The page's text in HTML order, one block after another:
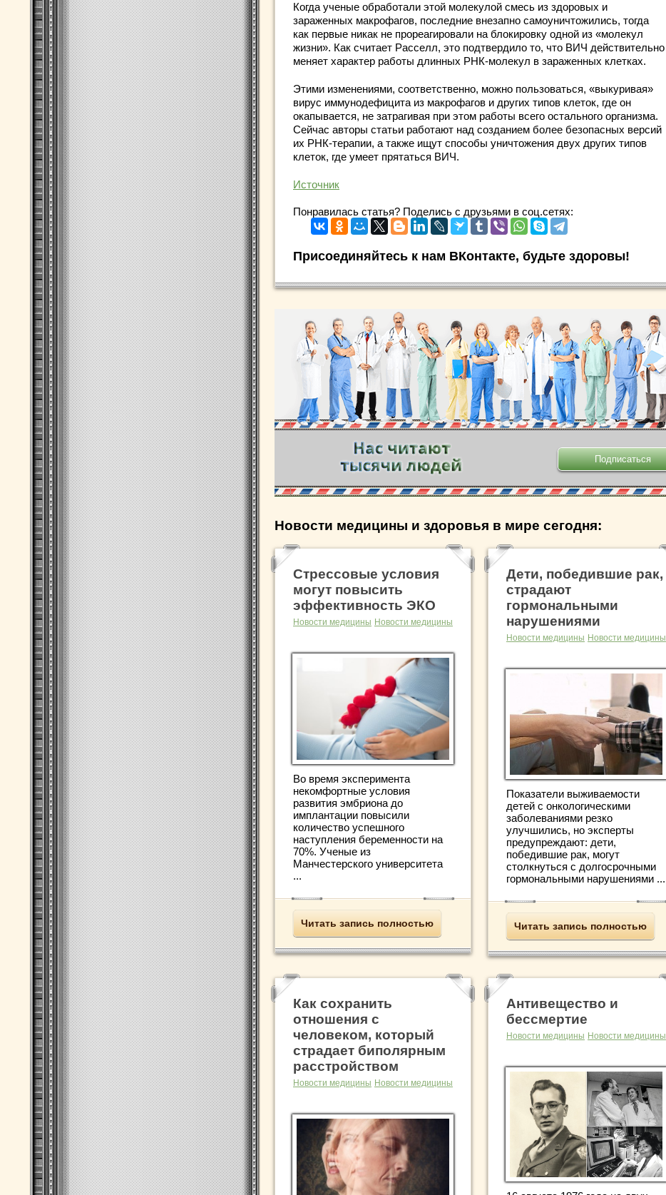
Когда ученые обработали этой молекулой смесь из здоровых и
зараженных макрофагов, последние внезапно самоуничтожились, тогда
как первые никак не прореагировали на блокировку одной из «молекул
жизни». Как считает Расселл, это подтвердило то, что ВИЧ действительно
меняет характер работы длинных РНК-молекул в зараженных клетках.
Этими изменениями, соответственно, можно пользоваться, «выкуривая»
вирус иммунодефицита из макрофагов и других типов клеток, где он
окапывается, не затрагивая при этом работы всего остального организма.
Сейчас авторы статьи работают над созданием более безопасных версий
их РНК-терапии, а также ищут способы уничтожения двух других типов
клеток, где умеет прятаться ВИЧ.
Источник
Понравилась статья? Поделись с друзьями в соц.сетях:
Присоединяйтесь к нам ВКонтакте, будьте здоровы!
.
Новости медицины и здоровья в мире сегодня:
Стрессовые условия
могут повысить
эффективность ЭКО
Новости медицины Новости медицины
Во время эксперимента
некомфортные условия
развития эмбриона до
имплантации повысили
количество успешного
наступления беременности на
70%. Ученые из
Манчестерского университета
...
Читать запись полностью
Дети, победившие рак,
страдают
гормональными
нарушениями
Новости медицины Новости медицины
Показатели выживаемости
детей с онкологическими
заболеваниями резко
улучшились, но эксперты
предупреждают: дети,
победившие рак, могут
столкнуться с долгосрочными
гормональными нарушениями ...
Читать запись полностью
Как сохранить
отношения с
человеком, который
страдает биполярным
расстройством
Новости медицины Новости медицины
Антивещество и
бессмертие
Новости медицины Новости медицины